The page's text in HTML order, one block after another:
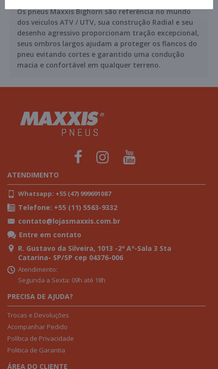
Os pneus Maxxis Bighorn são referência no mundo
dos veiculos ATV / UTV, sua construção Radial e seu
desenho agressivo proporcionam tração excepcional,
seus ombros largos ajudam a proteger os flancos do
pneu evitando cortes e garantido uma condução
macia e confortável em qualquer terreno.
ATENDIMENTO
Whatsapp: +55 (47) 999691087
Telefone: +55 (11) 5563-9332
contato@lojasmaxxis.com.br
Entre em contato
R. Gustavo da Silveira, 1013 -2ª Aª-Sala 3 Sta
Catarina- SP/SP cep 04376-006
Atendimento:
Segunda a Sexta: 09h até 18h
PRECISA DE AJUDA?
Trocas e Devoluções
Acompanhar Pedido
Política de Privacidade
Politica de Garantia
ÁREA DO CLIENTE